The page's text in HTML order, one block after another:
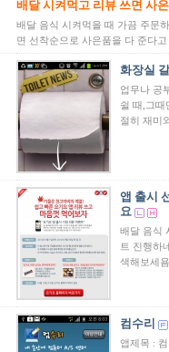
배달 시켜먹고 리뷰 쓰면 사
배달 음식 시켜먹을 때 가끔 주문
면 선착순으로 사은품을 다 준다
화장실
업무나 공
쉴 때,그때
절히 재미
앱 출시
요
배달 음식
트 진행하
색해보세
컴수리
앱제목 :